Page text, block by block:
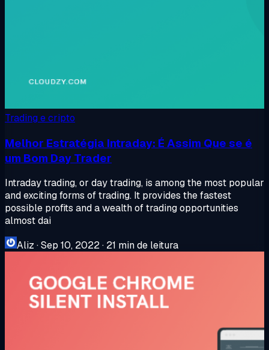
Trading e cripto
Melhor Estratégia Intraday: É Assim Que se é
um Bom Day Trader
Intraday trading, or day trading, is among the most popular
and exciting forms of trading. It provides the fastest
possible profits and a wealth of trading opportunities
almost dai
Aliz ·Sep 10, 2022· 21 min de leitura